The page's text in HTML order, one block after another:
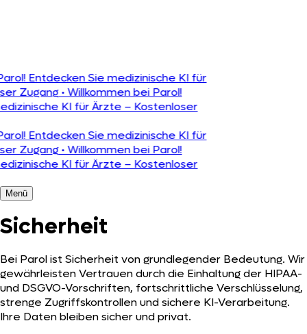
Entdecken Sie medizinische KI für
Zugang• Willkommen bei Parol!
KI für Ärzte – Kostenloser
Entdecken Sie medizinische KI für
Zugang• Willkommen bei Parol!
KI für Ärzte – Kostenloser
Menü
Sicherheit
Bei Parol ist Sicherheit von grundlegender Bedeutung. Wir
gewährleisten Vertrauen durch die Einhaltung der HIPAA-
und DSGVO-Vorschriften, fortschrittliche Verschlüsselung,
strenge Zugriffskontrollen und sichere KI-Verarbeitung.
Ihre Daten bleiben sicher und privat.